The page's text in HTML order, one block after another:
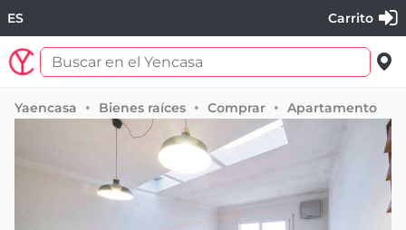
ES Carrito
Yaencasa Bienes raíces Comprar Apartamento